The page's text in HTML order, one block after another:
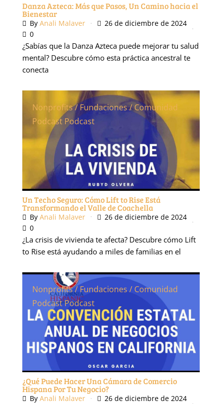
Danza Azteca: Más que Pasos, Un Camino hacia el
Bienestar
By Anali Malaver
26 de diciembre de 2024
0
¿Sabías que la Danza Azteca puede mejorar tu salud
mental? Descubre cómo esta práctica ancestral te
conecta
Nonprofits / Fundaciones / Comunidad
Podcast Podcast
Un Techo Seguro: Cómo Lift to Rise Está
Transformando el Valle de Coachella
By Anali Malaver
26 de diciembre de 2024
0
¿La crisis de vivienda te afecta? Descubre cómo Lift
to Rise está ayudando a miles de familias en el
Nonprofits / Fundaciones / Comunidad
PodcastPodcast
¿Qué Puede Hacer Una Cámara de Comercio
Hispana Por Tu Negocio?
By Anali Malaver
26 de diciembre de 2024